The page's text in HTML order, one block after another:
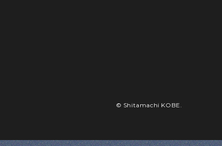
© Shitamachi KOBE.